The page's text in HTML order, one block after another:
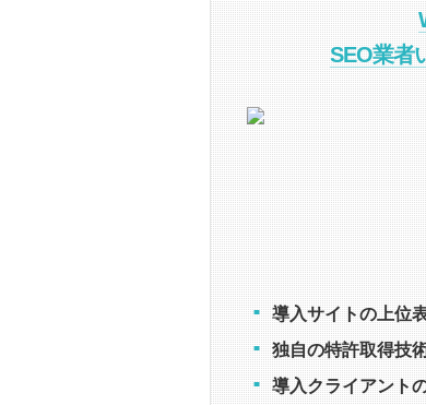
SEO業者
導入サイトの上位
独自の特許取得技
導入クライアント